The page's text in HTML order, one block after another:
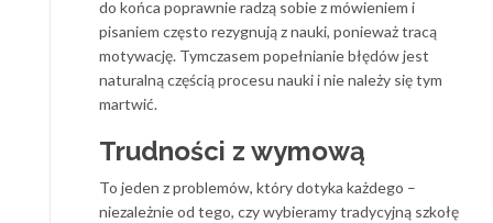
do końca poprawnie radzą sobie z mówieniem i
pisaniem często rezygnują z nauki, ponieważ tracą
motywację. Tymczasem popełnianie błędów jest
naturalną częścią procesu nauki i nie należy się tym
martwić.
Trudności z wymową
To jeden z problemów, który dotyka każdego –
niezależnie od tego, czy wybieramy tradycyjną szkołę